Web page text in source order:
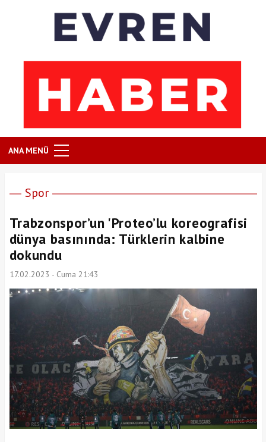
ANA MENÜ
Spor
Trabzonspor’un 'Proteo’lu koreografisi
dünya basınında: Türklerin kalbine
dokundu
17.02.2023 - Cuma 21:43